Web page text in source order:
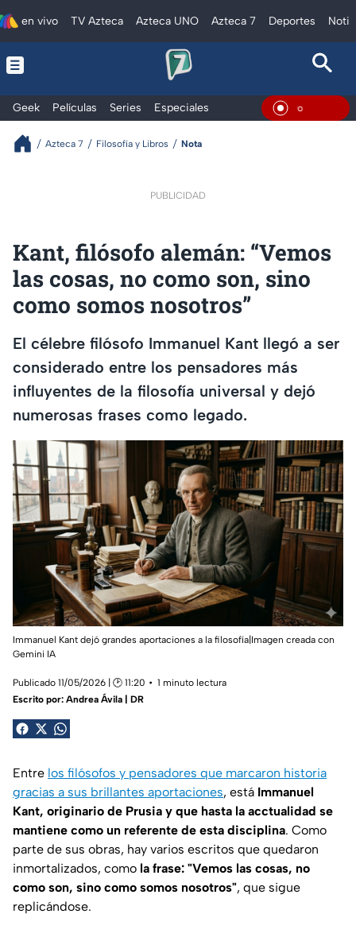
en vivo TV Azteca Azteca UNO Azteca 7 Deportes
Geek Películas Series Especiales En Vivo
Azteca 7 Filosofía y Libros Nota
PUBLICIDAD
Kant, filósofo alemán: “Vemos
las cosas, no como son, sino
como somos nosotros”
El célebre filósofo Immanuel Kant llegó a ser
considerado entre los pensadores más
influyentes de la filosofía universal y dejó
numerosas frases como legado.
Immanuel Kant dejó grandes aportaciones a la filosofía|Imagen creada con
Gemini IA
Publicado 11/05/2026 | 🕑 11:20
1 minuto lectura
Escrito por: Andrea Ávila | DR
Entre los filósofos y pensadores que marcaron historia
gracias a sus brillantes aportaciones, está Immanuel
Kant, originario de Prusia y que hasta la acctualidad se
mantiene como un referente de esta disciplina. Como
parte de sus obras, hay varios escritos que quedaron
inmortalizados, como la frase: "Vemos las cosas, no
como son, sino como somos nosotros", que sigue
replicándose.